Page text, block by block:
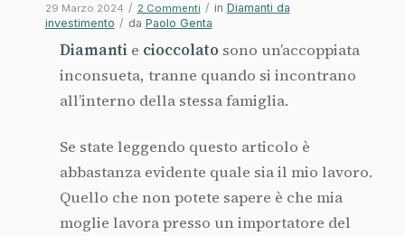
29 Marzo 2024 / 2 Commenti / in Diamanti da
investimento / da Paolo Genta
Diamanti e cioccolato sono un’accoppiata
inconsueta, tranne quando si incontrano
all’interno della stessa famiglia.
Se state leggendo questo articolo è
abbastanza evidente quale sia il mio lavoro.
Quello che non potete sapere è che mia
moglie lavora presso un importatore del